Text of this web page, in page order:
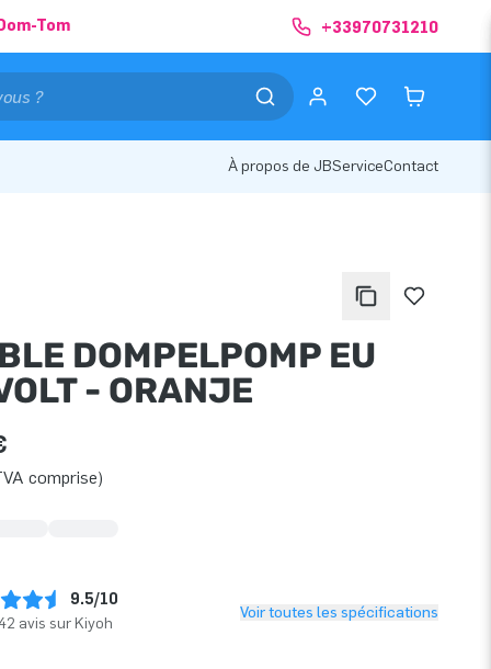
Tom +33970731210
À propos de JBServiceContact
DOMPELPOMP EU
- ORANJE
comprise)
9.5/10
avis sur Kiyoh
Voir toutes les spécifications